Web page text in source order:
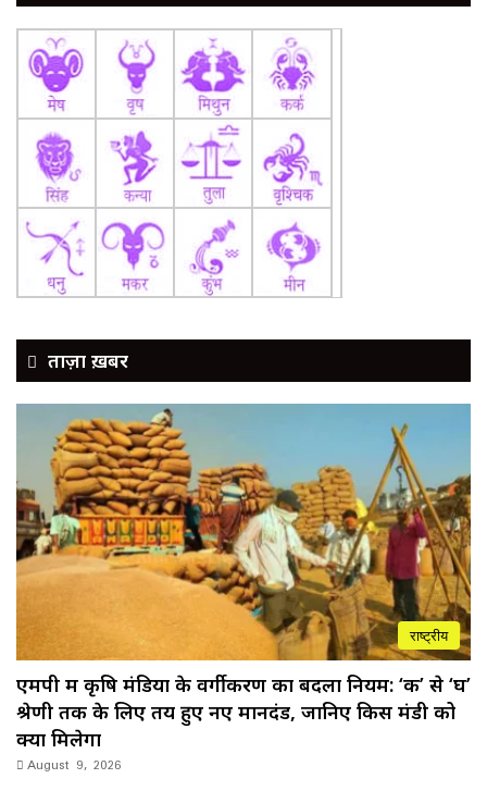
ताज़ा ख़बर
राष्ट्रीय
एमपी में कृषि मंडियों के वर्गीकरण का बदला नियम: ‘क’ से ‘घ’
श्रेणी तक के लिए तय हुए नए मानदंड, जानिए किस मंडी को
क्या मिलेगा
August 9, 2026